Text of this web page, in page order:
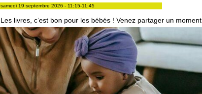
samedi 19 septembre 2026 - 11:15-11:45
Les livres, c’est bon pour les bébés ! Venez partager un moment